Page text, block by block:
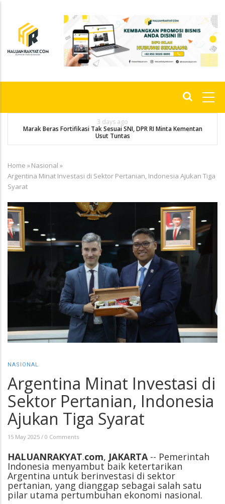
content
3 days ago
Marak Beras Fortifikasi Tak Sesuai SNI, DPR RI Minta Kementan
Usut Tuntas
Breadcrumb
Home »Nasional »
Argentina Minat Investasi di Sektor Pertanian, Indonesia Ajukan Tiga
Syarat
NASIONAL
Argentina Minat Investasi di
Sektor Pertanian, Indonesia
Ajukan Tiga Syarat
15 May 2025 / 0 Comments
HALUANRAKYAT.com, JAKARTA-- Pemerintah
Indonesia menyambut baik ketertarikan
Argentina untuk berinvestasi di sektor
pertanian, yang dianggap sebagai salah satu
pilar utama pertumbuhan ekonomi nasional.